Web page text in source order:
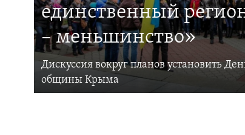
единственный
– меньшинство»
Дискуссия вокруг планов установить
общины Крыма